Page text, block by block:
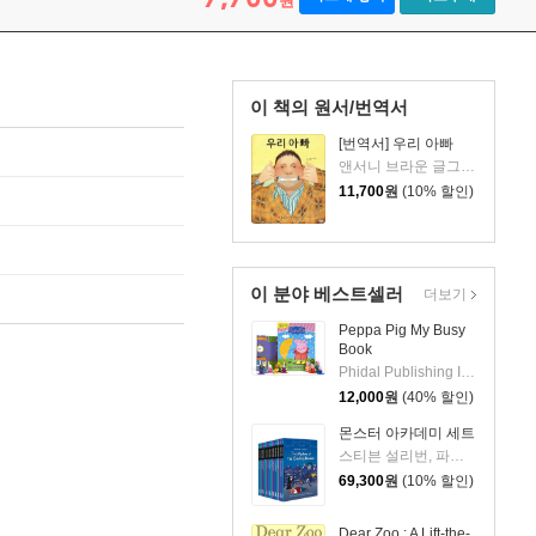
이 책의 원서/번역서
[번역서] 우리 아빠
앤서니 브라운 글그림/공경희 역
11,700원 (10% 할인)
이 분야 베스트셀러
Peppa Pig My Busy
Book
Phidal Publishing Inc.
12,000원 (40% 할인)
몬스터 아카데미 세트
스티븐 설리번, 파멜라 제인, 알리사 위싱래드, 브라이언 랭도, 데이비드 닐슨
69,300원 (10% 할인)
더보기